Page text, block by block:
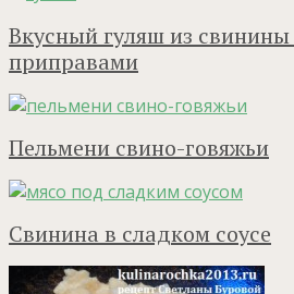
Вкусный гуляш из
приправами
Пельмени свино-говяжьи
Свинина в сладком соусе